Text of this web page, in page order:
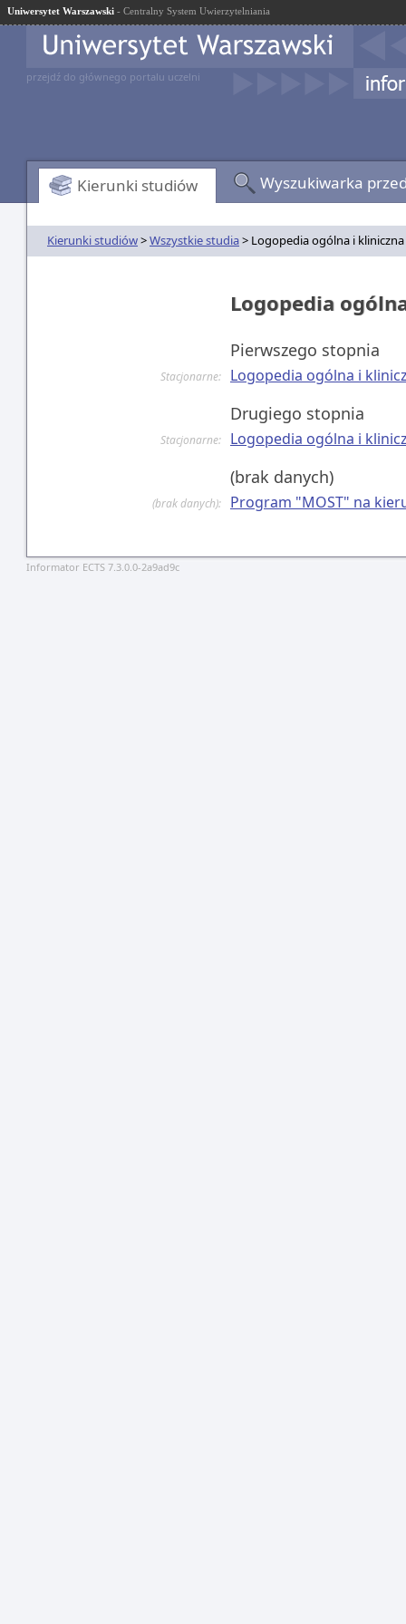
Uniwersytet Warszawski - Centralny System Uwierzytelniania
przejdź do głównego portalu uczelni
Kierunki studiów Wyszukiwarka
Kierunki studiów>Wszystkie studia> Logopedia ogólna i kliniczna
Logopedia
Pierwszego stopnia
Stacjonarne: Logopedia ogólna i
Drugiego stopnia
Stacjonarne: Logopedia ogólna i
(brak danych)
(brak danych): Program "MOST" na
Informator ECTS 7.3.0.0-2a9ad9c